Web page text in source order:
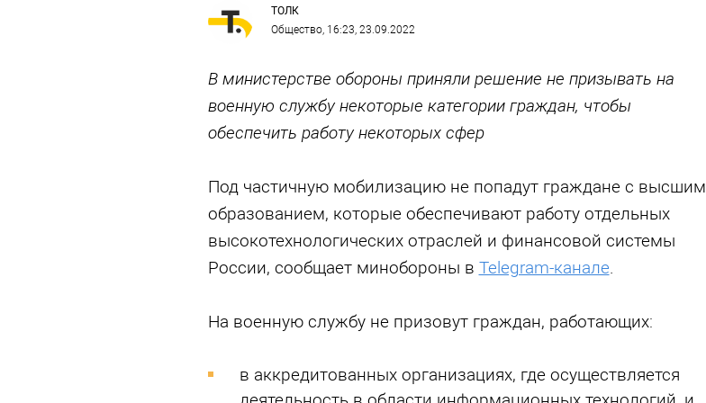
ТОЛК
Общество, 16:23, 23.09.2022
В министерстве обороны приняли решение не призывать на
военную службу некоторые категории граждан, чтобы
обеспечить работу некоторых сфер
Под частичную мобилизацию не попадут граждане с высшим
образованием, которые обеспечивают работу отдельных
высокотехнологических отраслей и финансовой системы
России, сообщает минобороны в Telegram-канале.
На военную службу не призовут граждан, работающих:
в аккредитованных организациях, где осуществляется